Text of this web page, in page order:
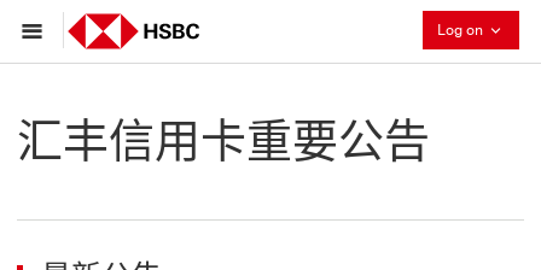
Log on
汇丰信用卡重要公告